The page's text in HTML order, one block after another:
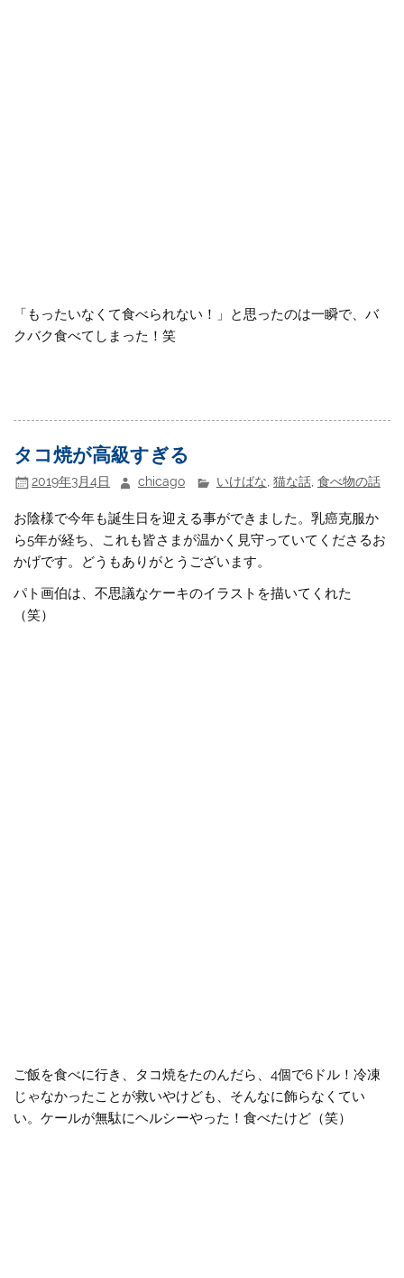
「もったいなくて食べられない！」と思ったのは一瞬で、バ
クバク食べてしまった！笑
タコ焼が高級すぎる
2019年3月4日 chicago いけばな 猫な話, 食べ物の話
お陰様で今年も誕生日を迎える事ができました。乳癌克服か
ら5年が経ち、これも皆さまが温かく見守っていてくださるお
かげです。どうもありがとうございます。
パト画伯は、不思議なケーキのイラストを描いてくれた
（笑）
ご飯を食べに行き、タコ焼をたのんだら、4個で6ドル！冷凍
じゃなかったことが救いやけども、そんなに飾らなくてい
い。ケールが無駄にヘルシーやった！食べたけど（笑）